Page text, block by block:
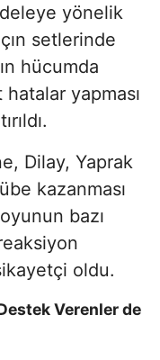
yönelik
setlerinde
hücumda
yapması
Dilay, Yaprak
kazanması
bazı
oldu.
Verenler de